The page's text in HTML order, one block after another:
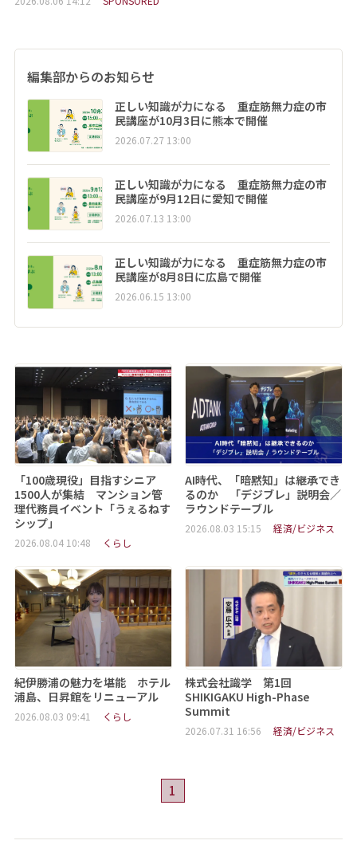
編集部からのお知らせ
正しい知識が力になる 重症筋無力症の市
民講座が10月3日に熊本で開催
2026.07.27 13:00
正しい知識が力になる 重症筋無力症の市
民講座が9月12日に愛知で開催
2026.07.13 13:00
正しい知識が力になる 重症筋無力症の市
民講座が8月8日に広島で開催
2026.06.15 13:00
「100歳現役」目指すシニア
1500人が集結 マンション管
理代務員イベント「うぇるねす
シップ」
2026.08.04 10:48 くらし
AI時代、「暗黙知」は継承でき
るのか 「デジブレ」説明会／
ラウンドテーブル
2026.08.03 15:15 経済/ビジネス
紀伊勝浦の魅力を堪能 ホテル
浦島、日昇館をリニューアル
2026.08.03 09:41 くらし
株式会社識学 第1回
SHIKIGAKU High-Phase
Summit
2026.07.31 16:56 経済/ビジネス
1